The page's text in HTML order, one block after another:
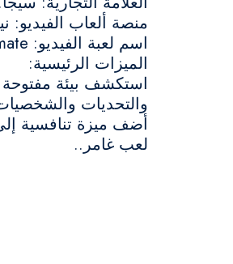
منصة ألعاب الفيديو:
اسم لعبة الفيديو: Sonic Colours Ultimate.
الميزات الرئيسية:
استكشف بيئة مفتوحة
والتحديات
أضف ميزة تنافسية
لعب غامر..